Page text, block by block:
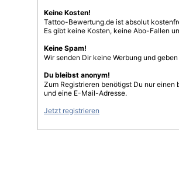
Keine Kosten!
Tattoo-Bewertung.de ist absolut
Es gibt keine Kosten, keine Abo-Fallen
Keine Spam!
Wir senden Dir keine Werbung und
Du bleibst anonym!
Zum Registrieren benötigst Du nur einen
und eine E-Mail-Adresse.
Jetzt registrieren